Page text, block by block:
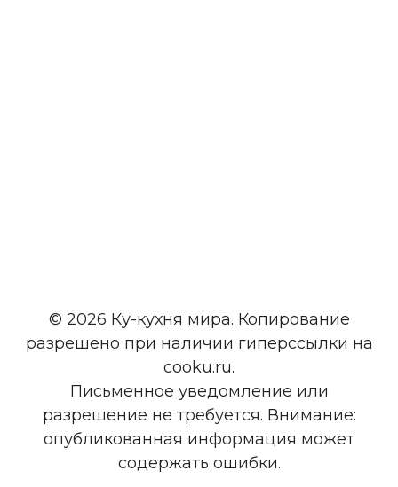
© 2026 Ку-кухня мира. Копирование
разрешено при наличии гиперссылки на
cooku.ru.
Письменное уведомление или
разрешение не требуется. Внимание:
опубликованная информация может
содержать ошибки.